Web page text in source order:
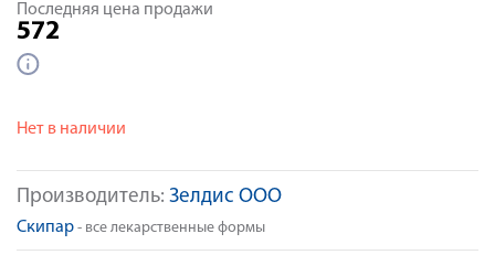
Производитель: Зелдис ООО
Скипар - все лекарственные формы
Последняя цена продажи
572
Нет в наличии